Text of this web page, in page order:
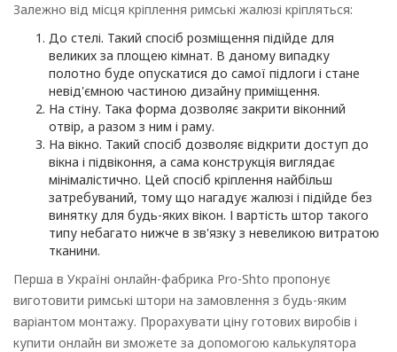
Залежно від місця кріплення римські жалюзі кріпляться:
До стелі. Такий спосіб розміщення підійде для
великих за площею кімнат. В даному випадку
полотно буде опускатися до самої підлоги і стане
невід'ємною частиною дизайну приміщення.
На стіну. Така форма дозволяє закрити віконний
отвір, а разом з ним і раму.
На вікно. Такий спосіб дозволяє відкрити доступ до
вікна і підвіконня, а сама конструкція виглядає
мінімалістично. Цей спосіб кріплення найбільш
затребуваний, тому що нагадує жалюзі і підійде без
винятку для будь-яких вікон. І вартість штор такого
типу небагато нижче в зв'язку з невеликою витратою
тканини.
Перша в Україні онлайн-фабрика Pro-Shto пропонує
виготовити римські штори на замовлення з будь-яким
варіантом монтажу. Прорахувати ціну готових виробів і
купити онлайн ви зможете за допомогою калькулятора